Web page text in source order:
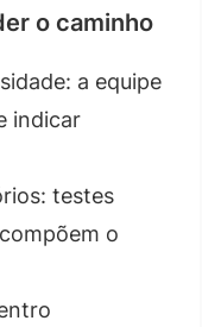
o caminho
a equipe
indicar
testes
o